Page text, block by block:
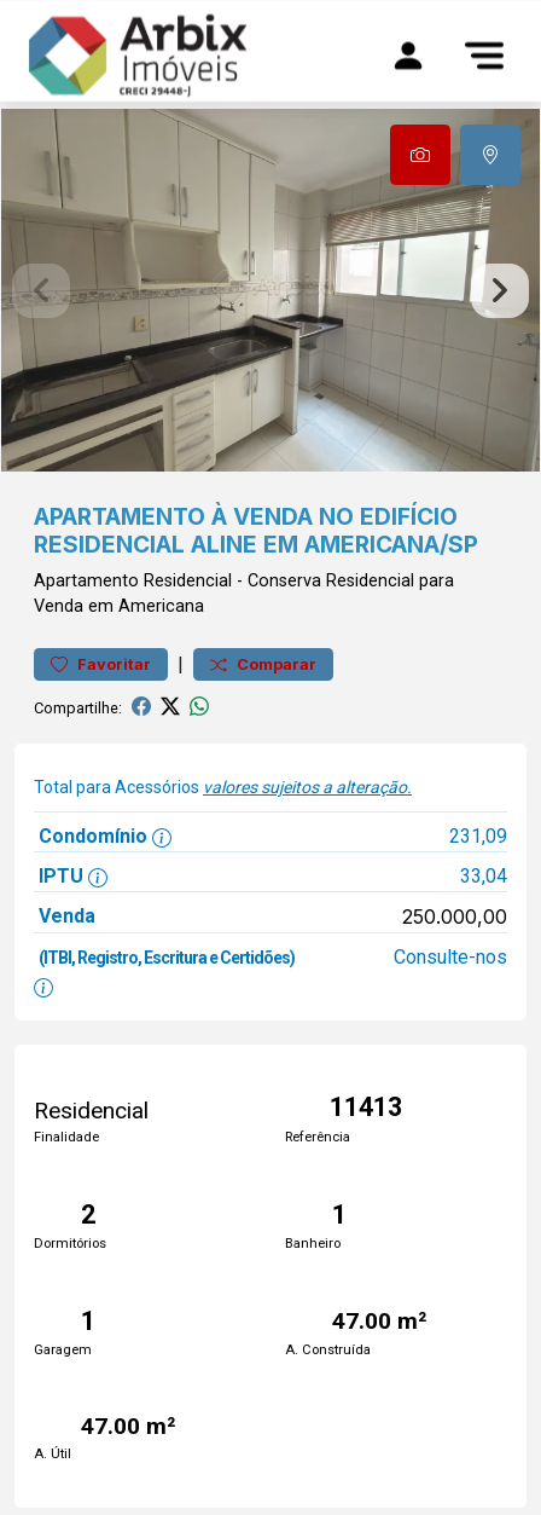
APARTAMENTO À VENDA NO EDIFÍCIO
RESIDENCIAL ALINE EM AMERICANA/SP
Apartamento Residencial - Conserva Residencial para
Venda em Americana
Favoritar | Comparar
Compartilhe:
Total para Acessórios valores sujeitos a alteração.
Condomínio
231,09
IPTU
33,04
Venda
250.000,00
(ITBI, Registro, Escritura e Certidões) Consulte-nos
Residencial
Finalidade
11413
Referência
2
Dormitórios
1
Banheiro
1
Garagem
47.00 m²
A. Construída
47.00 m²
A. Útil